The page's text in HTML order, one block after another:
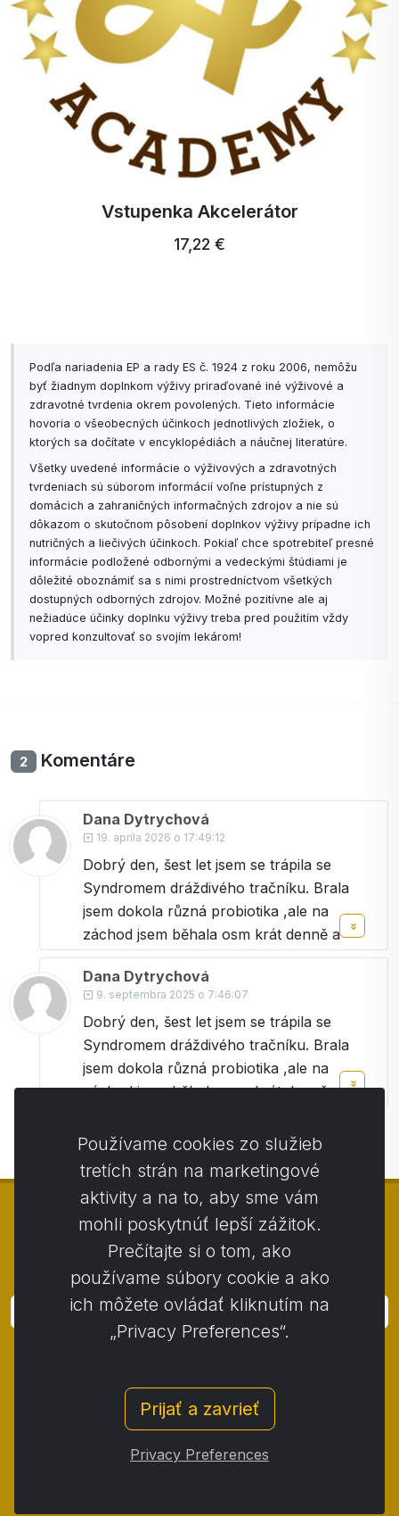
Zubná kefka Profi Ultra Care +
5,15 €
Podľa nariadenia EP a rady ES č. 1924 z roku 2006, nemôžu
byť žiadnym doplnkom výživy priraďované iné výživové a
zdravotné tvrdenia okrem povolených. Tieto informácie
hovoria o všeobecných účinkoch jednotlivých zložiek, o
ktorých sa dočítate v encyklopédiách a náučnej literatúre.
Všetky uvedené informácie o výživových a zdravotných
tvrdeniach sú súborom informácií voľne prístupných z
domácich a zahraničných informačných zdrojov a nie sú
dôkazom o skutočnom pôsobení doplnkov výživy prípadne ich
nutričných a liečivých účinkoch. Pokiaľ chce spotrebiteľ presné
informácie podložené odbornými a vedeckými štúdiami je
dôležité oboznámiť sa s nimi prostredníctvom všetkých
dostupných odborných zdrojov. Možné pozitívne ale aj
nežiadúce účinky doplnku výživy treba pred použitím vždy
vopred konzultovať so svojím lekárom!
2 Komentáre
Dana Dytrychová
19. apríla 2026 o 17:49:12
Dobrý den, šest let jsem se trápila se
Syndromem dráždivého tračníku. Brala
jsem dokola různá probiotika ,ale na
záchod jsem běhala osm krát denně a
bála jsem se opustit domov.Co jsem začala
brát Activ fiber drink mám pokoj. Moc
této firmě děkuji.
Dana z Nymburka
Dana Dytrychová
9. septembra 2025 o 7:46:07
Dobrý den, šest let jsem se trápila se
Syndromem dráždivého tračníku. Brala
jsem dokola různá probiotika ,ale na
záchod jsem běhala osm krát denně a
brát Activ fiber drink mám pokoj. Moc
této firmě děkuji.
© Copyright 2014 - 2026 Activstar
Prihlásiť
Kontakt / Obchodné podmienky
Ochrana osobných údajov / Reklamačný poriadok
Reklamačný protokol / Odstúpenie od zmluvy
Cookies
Používame cookies zo služieb
tretích strán na marketingové
aktivity a na to, aby sme vám
mohli poskytnúť lepší zážitok.
Prečítajte si o tom, ako
používame súbory cookie a ako
ich môžete ovládať kliknutím na
„Privacy Preferences“.
Prijať a zavrieť
Privacy Preferences